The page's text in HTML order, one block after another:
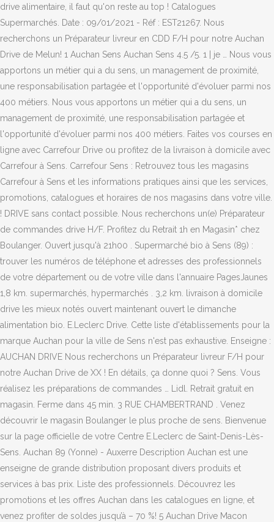
drive alimentaire, il faut qu'on reste au top ! Catalogues
Supermarchés. Date : 09/01/2021 - Réf : EST21267. Nous
recherchons un Préparateur livreur en CDD F/H pour notre Auchan
Drive de Melun! 1 Auchan Sens Auchan Sens 4.5 /5. 1 | je … Nous vous
apportons un métier qui a du sens, un management de proximité,
une responsabilisation partagée et l'opportunité d'évoluer parmi nos
400 métiers. Nous vous apportons un métier qui a du sens, un
management de proximité, une responsabilisation partagée et
l'opportunité d'évoluer parmi nos 400 métiers. Faites vos courses en
ligne avec Carrefour Drive ou profitez de la livraison à domicile avec
Carrefour à Sens. Carrefour Sens : Retrouvez tous les magasins
Carrefour à Sens et les informations pratiques ainsi que les services,
promotions, catalogues et horaires de nos magasins dans votre ville.
! DRIVE sans contact possible. Nous recherchons un(e) Préparateur
de commandes drive H/F. Profitez du Retrait 1h en Magasin* chez
Boulanger. Ouvert jusqu'à 21h00 . Supermarché bio à Sens (89) :
trouver les numéros de téléphone et adresses des professionnels
de votre département ou de votre ville dans l'annuaire PagesJaunes
1,8 km. supermarchés, hypermarchés . 3,2 km. livraison à domicile
drive les mieux notés ouvert maintenant ouvert le dimanche
alimentation bio. E.Leclerc Drive. Cette liste d'établissements pour la
marque Auchan pour la ville de Sens n'est pas exhaustive. Enseigne :
AUCHAN DRIVE Nous recherchons un Préparateur livreur F/H pour
notre Auchan Drive de XX ! En détails, ça donne quoi ? Sens. Vous
réalisez les préparations de commandes … Lidl. Retrait gratuit en
magasin. Ferme dans 45 min. 3 RUE CHAMBERTRAND . Venez
découvrir le magasin Boulanger le plus proche de sens. Bienvenue
sur la page officielle de votre Centre E.Leclerc de Saint-Denis-Lès-
Sens. Auchan 89 (Yonne) - Auxerre Description Auchan est une
enseigne de grande distribution proposant divers produits et
services à bas prix. Liste des professionnels. Découvrez les
promotions et les offres Auchan dans les catalogues en ligne, et
venez profiter de soldes jusqu’à – 70 %! 5 Auchan Drive Macon